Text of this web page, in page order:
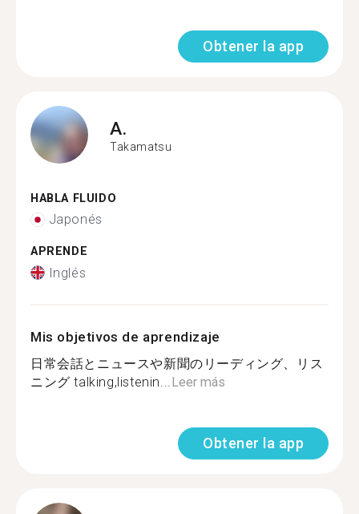
Obtener la app
A.
Takamatsu
HABLA FLUIDO
Japonés
APRENDE
Inglés
Mis objetivos de aprendizaje
日常会話とニュースや新聞のリーディング、リス
ニング talking,listenin... Leer más
Obtener la app